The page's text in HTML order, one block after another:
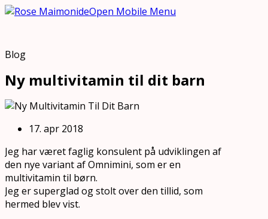
Open Mobile Menu
Blog
Ny multivitamin til dit barn
17. apr 2018
Jeg har været faglig konsulent på udviklingen af
den nye variant af Omnimini, som er en
multivitamin til børn.
Jeg er superglad og stolt over den tillid, som
hermed blev vist.